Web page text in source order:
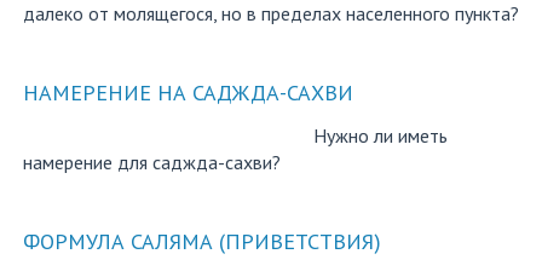
далеко от молящегося, но в пределах населенного пункта?
НАМЕРЕНИЕ НА САДЖДА-САХВИ
Нужно ли иметь
намерение для саджда-сахви?
ФОРМУЛА САЛЯМА (ПРИВЕТСТВИЯ)